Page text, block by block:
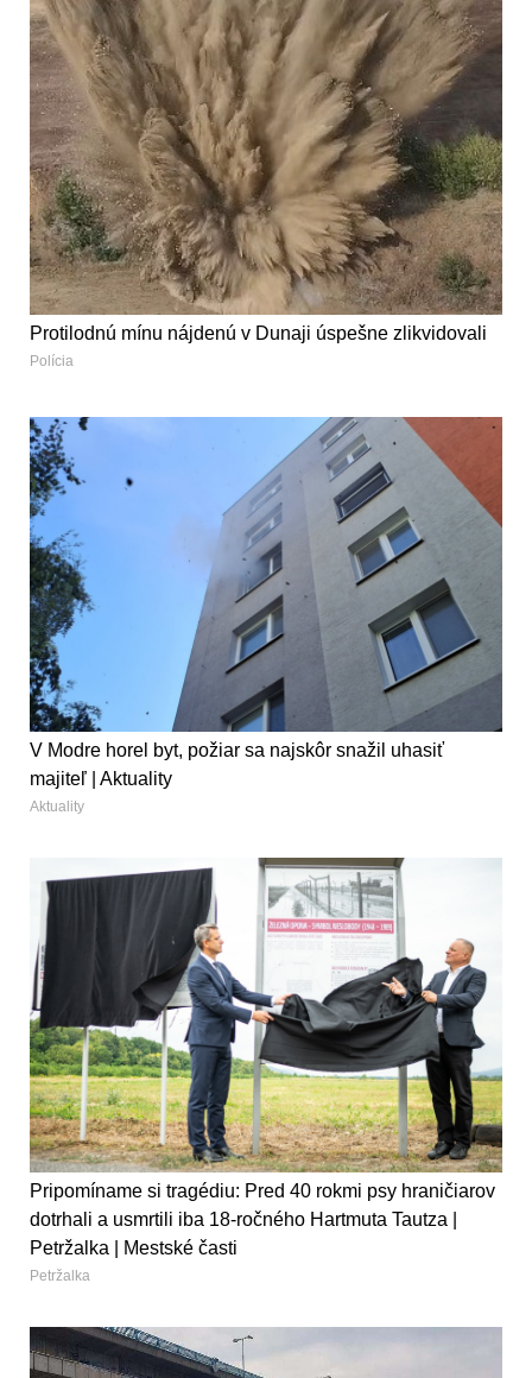
Protilodnú mínu nájdenú v Dunaji úspešne zlikvidovali
Polícia
V Modre horel byt, požiar sa najskôr snažil uhasiť
majiteľ | Aktuality
Aktuality
Pripomíname si tragédiu: Pred 40 rokmi psy hraničiarov
dotrhali a usmrtili iba 18-ročného Hartmuta Tautza |
Petržalka | Mestské časti
Petržalka